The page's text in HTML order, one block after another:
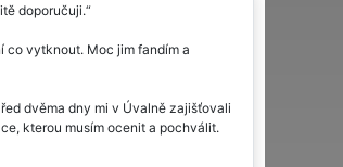
doporučuji.
vytknout. Moc jim fandím a
dvěma dny mi v Úvalně zajišťovali
kterou musím ocenit a pochválit.